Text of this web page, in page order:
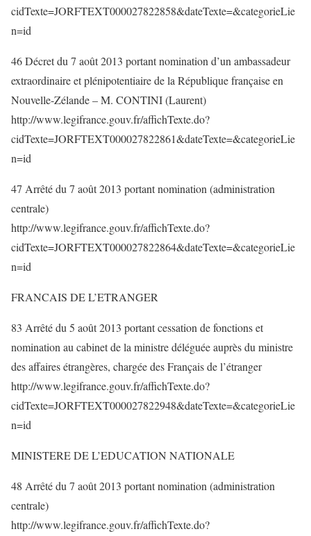
cidTexte=JORFTEXT000027822858&dateTexte=&categorieLie
n=id
46 Décret du 7 août 2013 portant nomination d’un ambassadeur
extraordinaire et plénipotentiaire de la République française en
Nouvelle-Zélande – M. CONTINI (Laurent)
http://www.legifrance.gouv.fr/affichTexte.do?
cidTexte=JORFTEXT000027822861&dateTexte=&categorieLie
n=id
47 Arrêté du 7 août 2013 portant nomination (administration
centrale)
http://www.legifrance.gouv.fr/affichTexte.do?
cidTexte=JORFTEXT000027822864&dateTexte=&categorieLie
n=id
FRANCAIS DE L’ETRANGER
83 Arrêté du 5 août 2013 portant cessation de fonctions et
nomination au cabinet de la ministre déléguée auprès du ministre
des affaires étrangères, chargée des Français de l’étranger
http://www.legifrance.gouv.fr/affichTexte.do?
cidTexte=JORFTEXT000027822948&dateTexte=&categorieLie
n=id
MINISTERE DE L’EDUCATION NATIONALE
48 Arrêté du 7 août 2013 portant nomination (administration
centrale)
http://www.legifrance.gouv.fr/affichTexte.do?